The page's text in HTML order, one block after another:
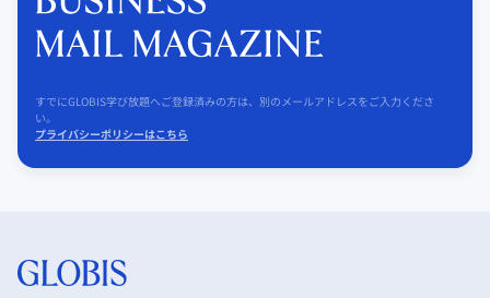
すでにGLOBIS学び放題へご登録済みの方は、別のメールアドレスをご入力くださ
い。
プライバシーポリシーはこちら